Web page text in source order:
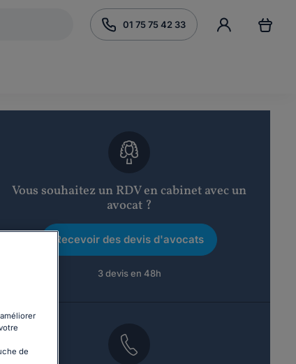
01 75 75 42 33
Vous souhaitez un RDV en cabinet avec un
avocat ?
Recevoir des devis d'avocats
3 devis en 48h
de